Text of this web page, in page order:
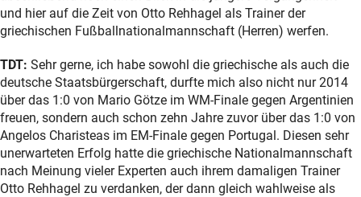
und hier auf die Zeit von Otto Rehhagel als Trainer der
griechischen Fußballnationalmannschaft (Herren) werfen.
TDT: Sehr gerne, ich habe sowohl die griechische als auch die
deutsche Staatsbürgerschaft, durfte mich also nicht nur 2014
über das 1:0 von Mario Götze im WM-Finale gegen Argentinien
freuen, sondern auch schon zehn Jahre zuvor über das 1:0 von
Angelos Charisteas im EM-Finale gegen Portugal. Diesen sehr
unerwarteten Erfolg hatte die griechische Nationalmannschaft
nach Meinung vieler Experten auch ihrem damaligen Trainer
Otto Rehhagel zu verdanken, der dann gleich wahlweise als